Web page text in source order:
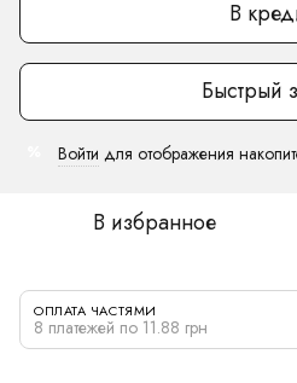
В
Быстрый
Войти для отображения
В избранное
ОПЛАТА ЧАСТЯМИ
8 платежей по 11.88 грн